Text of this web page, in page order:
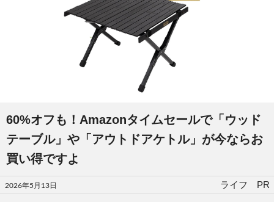
60%オフも！Amazonタイムセールで「ウッド
テーブル」や「アウトドアケトル」が今ならお
買い得ですよ
投
稿
2026年5月13日 ライフ PR